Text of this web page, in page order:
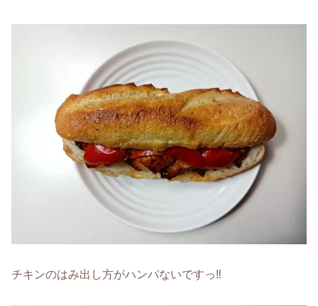
チキンのはみ出し方がハンパないですっ‼